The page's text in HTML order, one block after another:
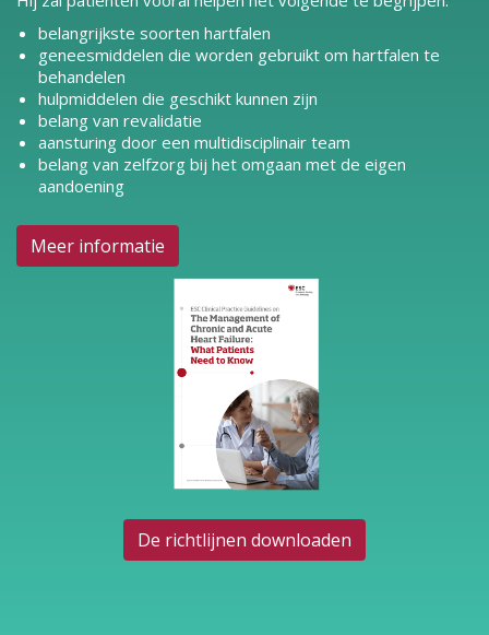
belangrijkste soorten hartfalen
geneesmiddelen die worden gebruikt om hartfalen te
behandelen
hulpmiddelen die geschikt kunnen zijn
belang van revalidatie
aansturing door een multidisciplinair team
belang van zelfzorg bij het omgaan met de eigen
aandoening
Meer informatie
De richtlijnen downloaden